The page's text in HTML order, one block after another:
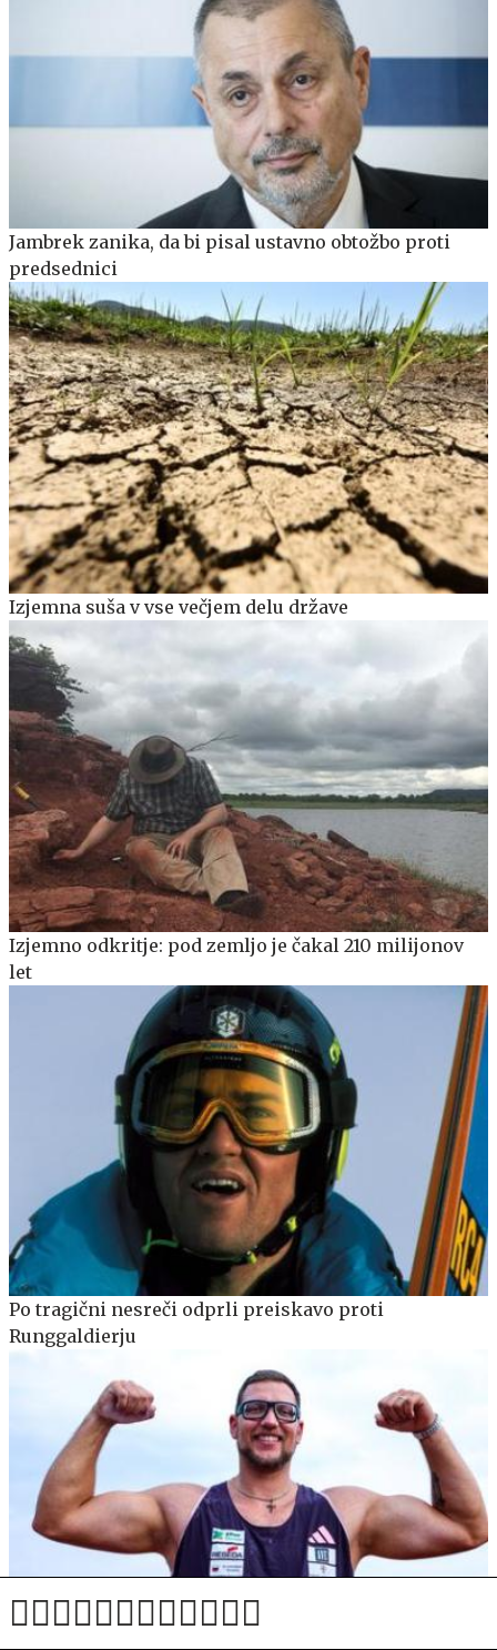
Jambrek zanika, da bi pisal ustavno obtožbo proti
predsednici
Izjemna suša v vse večjem delu države
Izjemno odkritje: pod zemljo je čakal 210 milijonov
let
Po tragični nesreči odprli preiskavo proti
Runggaldierju